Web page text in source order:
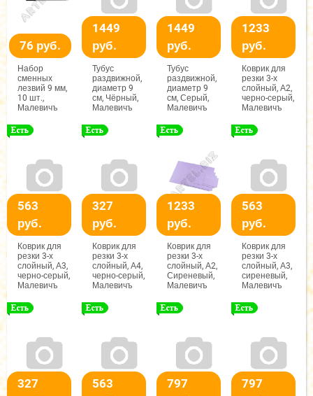
76 руб.
Набор
сменных
лезвий 9 мм,
10 шт.,
Малевичъ
1449
руб.
Тубус
раздвижной,
диаметр 9
см, Чёрный,
Малевичъ
1449
руб.
Тубус
раздвижной,
диаметр 9
см, Серый,
Малевичъ
1233
руб.
Коврик для
резки 3-х
слойный, А2,
черно-серый,
Малевичъ
563
руб.
Коврик для
резки 3-х
слойный, А3,
черно-серый,
Малевичъ
327
руб.
Коврик для
резки 3-х
слойный, А4,
черно-серый,
Малевичъ
1233
руб.
Коврик для
резки 3-х
слойный, А2,
Сиреневый,
Малевичъ
563
руб.
Коврик для
резки 3-х
слойный, А3,
сиреневый,
Малевичъ
327
563
797
797